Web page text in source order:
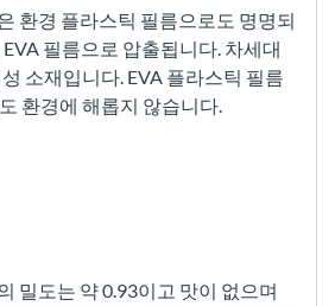
환경 플라스틱 필름으로도 명명되
필름으로 압출됩니다. 차세대
소재입니다. EVA 플라스틱 필름
환경에 해롭지 않습니다.
밀도는 약 0.93이고 맛이 없으며